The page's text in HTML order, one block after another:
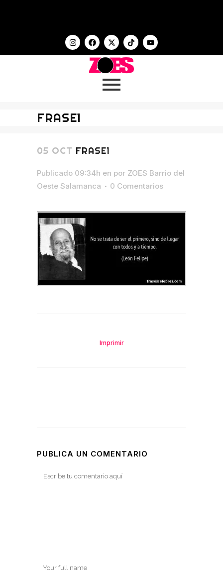
FRASE1
05 OCT FRASE1
Publicado 09:34h en por ZOES Barrio del
Oeste Salamanca
0 Comentarios
Imprimir
PUBLICA UN COMENTARIO